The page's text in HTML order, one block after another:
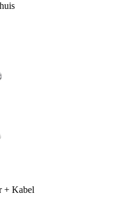
+ Kabel